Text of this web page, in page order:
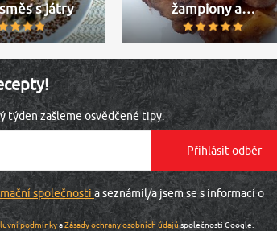
s játry
žampiony a…
týden zašleme osvědčené tipy.
společnosti a seznámil/a jsem se s informací o
podmínkyaZásady ochrany osobních údajůspolečnosti Google.